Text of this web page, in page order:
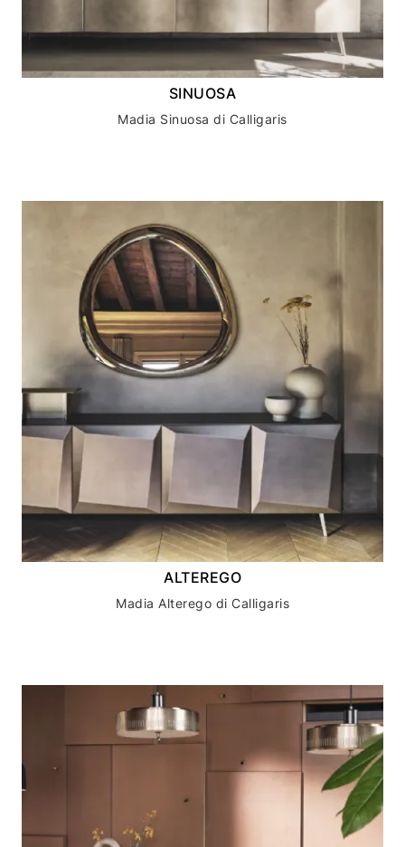
SINUOSA
Madia Sinuosa di Calligaris
ALTEREGO
Madia Alterego di Calligaris